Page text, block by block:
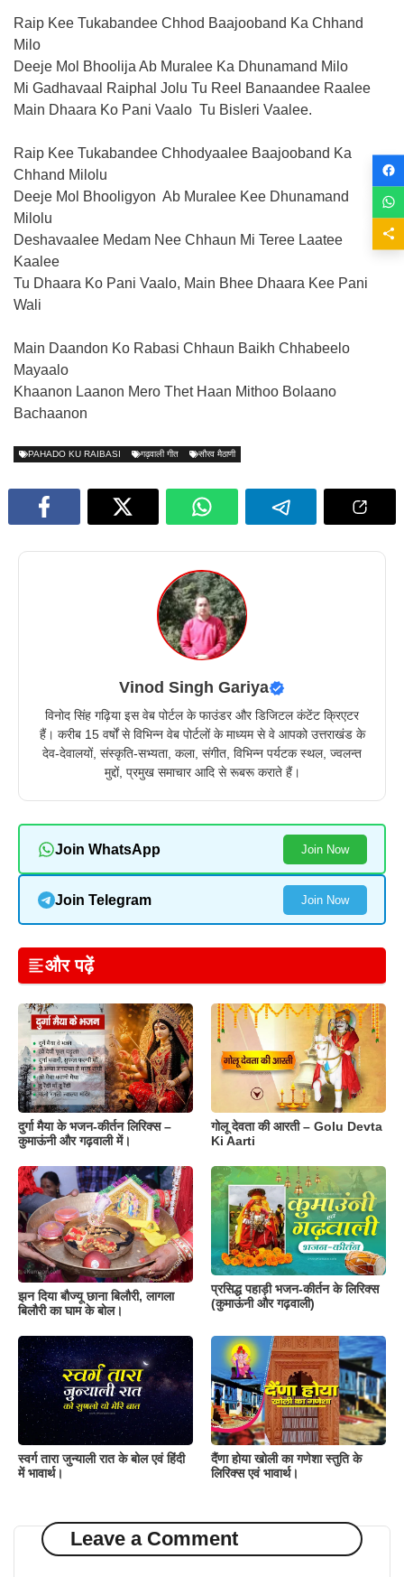
Raip Kee Tukabandee Chhod Baajooband Ka Chhand
Milo
Deeje Mol Bhoolija Ab Muralee Ka Dhunamand Milo
Mi Gadhavaal Raiphal Jolu Tu Reel Banaandee Raalee
Main Dhaara Ko Pani Vaalo Tu Bisleri Vaalee.
Raip Kee Tukabandee Chhodyaalee Baajooband Ka
Chhand Milolu
Deeje Mol Bhooligyon Ab Muralee Kee Dhunamand
Milolu
Deshavaalee Medam Nee Chhaun Mi Teree Laatee
Kaalee
Tu Dhaara Ko Pani Vaalo, Main Bhee Dhaara Kee Pani
Wali
Main Daandon Ko Rabasi Chhaun Baikh Chhabeelo
Mayaalo
Khaanon Laanon Mero Thet Haan Mithoo Bolaano
Bachaanon
PAHADO KU RAIBASI गढ़वाली गीत सौरव मैठाणी
Vinod Singh Gariya
विनोद सिंह गढ़िया इस वेब पोर्टल के फाउंडर और डिजिटल कंटेंट क्रिएटर
हैं। करीब 15 वर्षों से विभिन्न वेब पोर्टलों के माध्यम से वे आपको उत्तराखंड के
देव-देवालयों, संस्कृति-सभ्यता, कला, संगीत, विभिन्न पर्यटक स्थल, ज्वलन्त
मुद्दों, प्रमुख समाचार आदि से रूबरू कराते हैं।
Join WhatsApp Join Now
Join Telegram Join Now
और पढ़ें
दुर्गा मैया के भजन-कीर्तन लिरिक्स –
कुमाऊंनी और गढ़वाली में।
गोलू देवता की आरती – Golu Devta
Ki Aarti
झन दिया बौज्यू छाना बिलौरी, लागला
बिलौरी का घाम के बोल।
प्रसिद्ध पहाड़ी भजन-कीर्तन के लिरिक्स
(कुमाऊंनी और गढ़वाली)
स्वर्ग तारा जुन्याली रात के बोल एवं हिंदी
में भावार्थ।
दैंणा होया खोली का गणेशा स्तुति के
लिरिक्स एवं भावार्थ।
Leave a Comment